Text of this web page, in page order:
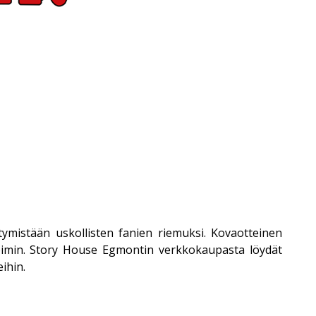
uskollisten fanien riemuksi. Kovaotteinen
Story House Egmontin verkkokaupasta löydät